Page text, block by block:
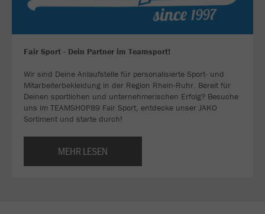
Fair Sport - Dein Partner im Teamsport!
Wir sind Deine Anlaufstelle für personalisierte Sport- und
Mitarbeiterbekleidung in der Region Rhein-Ruhr. Bereit für
Deinen sportlichen und unternehmerischen Erfolg? Besuche
uns im TEAMSHOP89 Fair Sport, entdecke unser JAKO
Sortiment und starte durch!
MEHR LESEN